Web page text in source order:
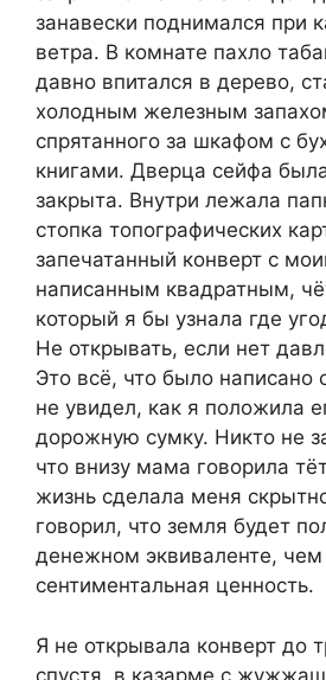
занавески поднимался при
ветра. В комнате пахло
давно впитался в дерево,
холодным железным
спрятанного за шкафом с
книгами. Дверца сейфа
закрыта. Внутри лежала
стопка топографических
запечатанный конверт с
написанным квадратным,
который я бы узнала где
Не открывать, если нет
Это всё, что было написано
не увидел, как я положила
дорожную сумку. Никто не
что внизу мама говорила
жизнь сделала меня
говорил, что земля будет
денежном эквиваленте, чем
сентиментальная ценность.
Я не открывала конверт до
спустя, в казарме с